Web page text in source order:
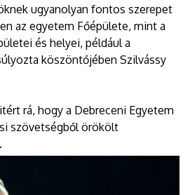
ugyanolyan fontos szerepet
az egyetem Főépülete, mint a
és helyei, például a
köszöntőjében Szilvássy
rá, hogy a Debreceni Egyetem
szövetségből örökölt